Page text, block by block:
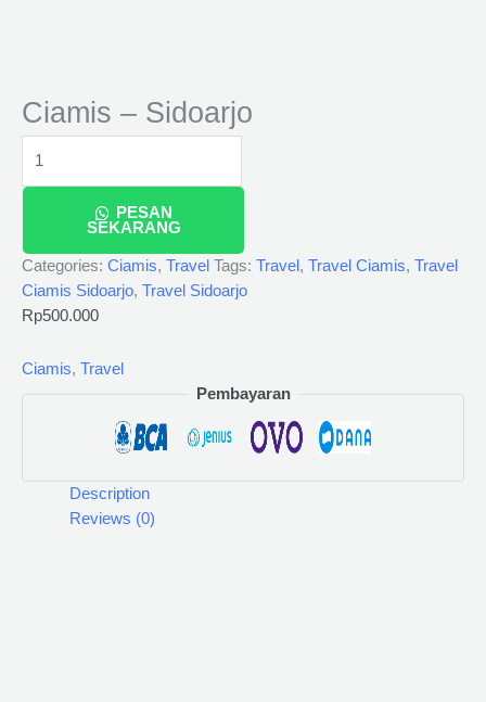
Ciamis – Sidoarjo
PESAN
SEKARANG
Categories: Ciamis, Travel Tags: Travel , Travel Ciamis, Travel
Ciamis Sidoarjo, Travel Sidoarjo
Rp500.000
Ciamis, Travel
Pembayaran
Description
Reviews (0)